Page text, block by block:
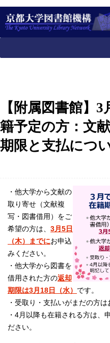
【附属図書館】
籍予定の方：文
期限と支払につ
・他大学から文献の
取り寄せ（文献複
写・図書借用）をご
希望の方は、 3月5日
（木）までにお申込
みください。
・他大学から図書を
借用された方の返却
期限は3月18日（水） です。
・受取り・支払いがまだの方
・4月以降も在籍される方は、
ださい。